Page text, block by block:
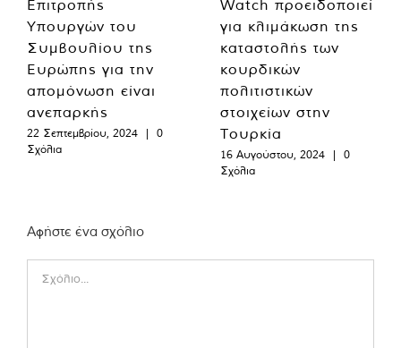
Επιτροπής
Υπουργών του
Συμβουλίου της
Ευρώπης για την
απομόνωση είναι
ανεπαρκής
22 Σεπτεμβρίου, 2024 |
0
Σχόλια
Watch προειδοποιεί
για κλιμάκωση της
καταστολής των
κουρδικών
πολιτιστικών
στοιχείων στην
Τουρκία
16 Αυγούστου, 2024 |
0
Σχόλια
Αφήστε ένα σχόλιο